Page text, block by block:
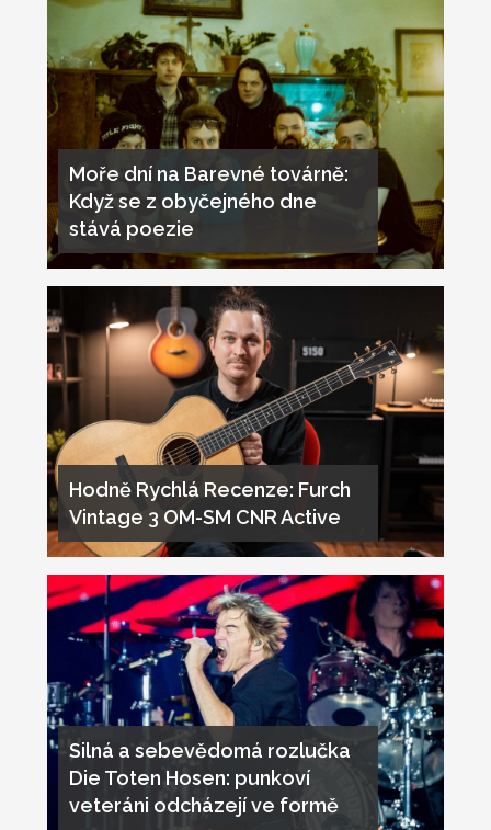
Moře dní na Barevné továrně:
Když se z obyčejného dne
stává poezie
Hodně Rychlá Recenze: Furch
Vintage 3 OM-SM CNR Active
Silná a sebevědomá rozlučka
Die Toten Hosen: punkoví
veteráni odcházejí ve formě